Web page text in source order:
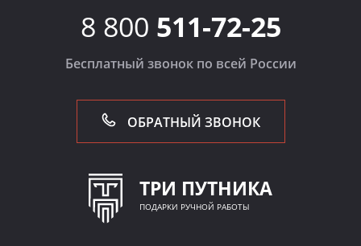
8 800 511-72-25
Бесплатный звонок по всей России
ОБРАТНЫЙ ЗВОНОК
ТРИ ПУТНИКА
ПОДАРКИ РУЧНОЙ РАБОТЫ